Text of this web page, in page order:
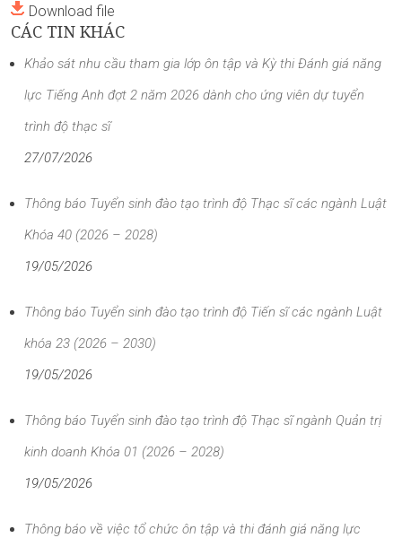
Download file
CÁC TIN KHÁC
Khảo sát nhu cầu tham gia lớp ôn tập và Kỳ thi Đánh giá năng
lực Tiếng Anh đợt 2 năm 2026 dành cho ứng viên dự tuyển
trình độ thạc sĩ
27/07/2026
Thông báo Tuyển sinh đào tạo trình độ Thạc sĩ các ngành Luật
Khóa 40 (2026 – 2028)
19/05/2026
Thông báo Tuyển sinh đào tạo trình độ Tiến sĩ các ngành Luật
khóa 23 (2026 – 2030)
19/05/2026
Thông báo Tuyển sinh đào tạo trình độ Thạc sĩ ngành Quản trị
kinh doanh Khóa 01 (2026 – 2028)
19/05/2026
Thông báo về việc tổ chức ôn tập và thi đánh giá năng lực